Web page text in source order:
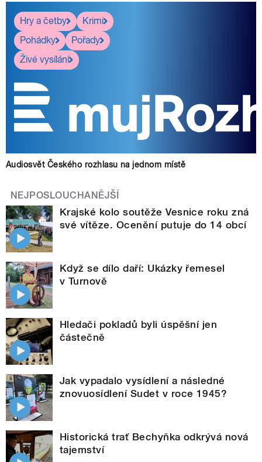
Hry a četby
Krimi
Pohádky
Pořady
Živé vysílání
Audiosvět Českého rozhlasu na jednom místě
NEJPOSLOUCHANĚJŠÍ
Krajské kolo soutěže Vesnice roku zná
své vítěze. Ocenění putuje do 14 obcí
Když se dílo daří: Ukázky řemesel
v Turnově
Hledači pokladů byli úspěšní jen
částečně
Jak vypadalo vysídlení a následné
znovuosídlení Sudet v roce 1945?
Historická trať Bechyňka odkrývá nová
tajemství